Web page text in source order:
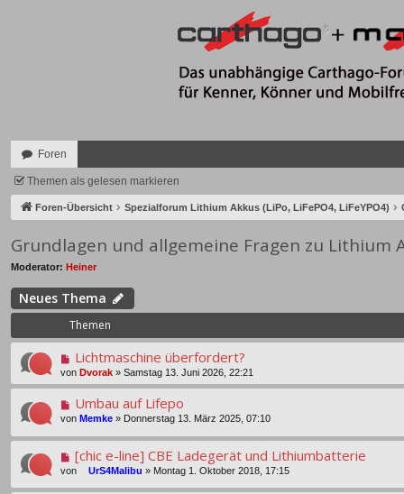
Foren
Themen als gelesen markieren
Foren-Übersicht Spezialforum Lithium Akkus (LiPo, LiFePO4, LiFeYPO4)
Grundlagen und allgemeine Fragen zu Lithium
Moderator: Heiner
Neues Thema
Themen
Lichtmaschine überfordert?
von Dvorak » Samstag 13. Juni 2026, 22:21
Umbau auf Lifepo
von Memke » Donnerstag 13. März 2025, 07:10
[chic e-line] CBE Ladegerät und Lithiumbatterie
von UrS4Malibu » Montag 1. Oktober 2018, 17:15